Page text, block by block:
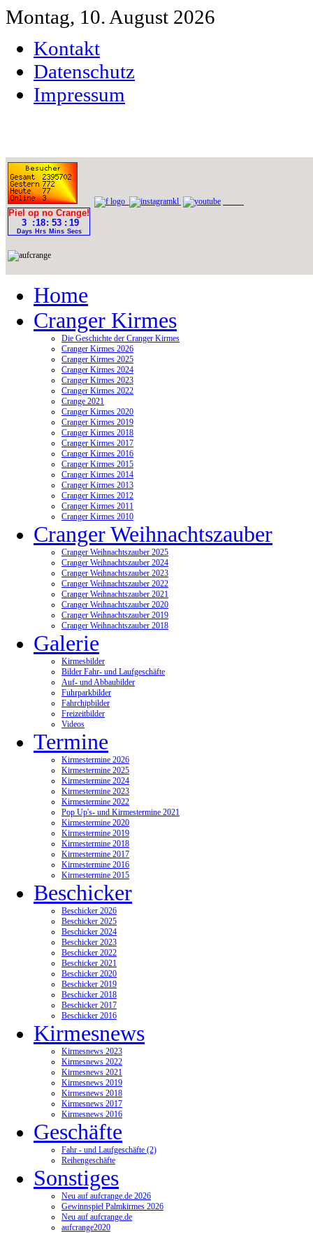
Montag, 10. August 2026
Kontakt
Datenschutz
Impressum
Home
Cranger Kirmes
Die Geschichte der Cranger Kirmes
Cranger Kirmes 2026
Cranger Kirmes 2025
Cranger Kirmes 2024
Cranger Kirmes 2023
Cranger Kirmes 2022
Crange 2021
Cranger Kirmes 2020
Cranger Kirmes 2019
Cranger Kirmes 2018
Cranger Kirmes 2017
Cranger Kirmes 2016
Cranger Kirmes 2015
Cranger Kirmes 2014
Cranger Kirmes 2013
Cranger Kirmes 2012
Cranger Kirmes 2011
Cranger Kirmes 2010
Cranger Weihnachtszauber
Cranger Weihnachtszauber 2025
Cranger Weihnachtszauber 2024
Cranger Weihnachtszauber 2023
Cranger Weihnachtszauber 2022
Cranger Weihnachtszauber 2021
Cranger Weihnachtszauber 2020
Cranger Weihnachtszauber 2019
Cranger Weihnachtszauber 2018
Galerie
Kirmesbilder
Bilder Fahr- und Laufgeschäfte
Auf- und Abbaubilder
Fuhrparkbilder
Fahrchipbilder
Freizeitbilder
Videos
Termine
Kirmestermine 2026
Kirmestermine 2025
Kirmestermine 2024
Kirmestermine 2023
Kirmestermine 2022
Pop Up's- und Kirmestermine 2021
Kirmestermine 2020
Kirmestermine 2019
Kirmestermine 2018
Kirmestermine 2017
Kirmestermine 2016
Kirmestermine 2015
Beschicker
Beschicker 2026
Beschicker 2025
Beschicker 2024
Beschicker 2023
Beschicker 2022
Beschicker 2021
Beschicker 2020
Beschicker 2019
Beschicker 2018
Beschicker 2017
Beschicker 2016
Kirmesnews
Kirmesnews 2023
Kirmesnews 2022
Kirmesnews 2021
Kirmesnews 2019
Kirmesnews 2018
Kirmesnews 2017
Kirmesnews 2016
Geschäfte
Fahr - und Laufgeschäfte (2)
Reihengeschäfte
Sonstiges
Neu auf aufcrange.de 2026
Gewinnspiel Palmkirmes 2026
Neu auf aufcrange.de
aufcrange2020